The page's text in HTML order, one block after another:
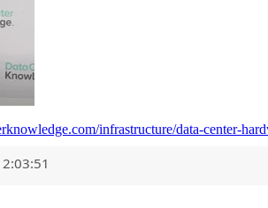
infrastructure/data-center-